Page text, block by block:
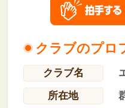
クラブのプロ
クラブ名
所在地